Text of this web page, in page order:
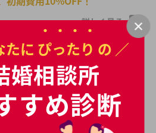
詳しく見る
ブ ウィッシュ
り換え割
詳しく見る
たに ぴったり の ／
婚相談所
すめ診断